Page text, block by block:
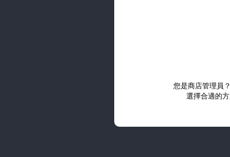
您是商店管理員？
選擇合適的